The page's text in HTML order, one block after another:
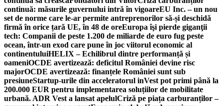
continuă: măsurile guvernului intră în vigoareEU Inc. – un nou
set de norme care le-ar permite antreprenorilor să-și deschidă
firmă în orice țară UE, în 48 de oreEuropa îşi pierde giganţii
tech: Companii de peste 1.200 de miliarde de euro fug peste
ocean, într-un exod care pune în joc viitorul economic al
continentuluiHELIX – Echilibrul dintre performanță și
oameniOCDE avertizează: deficitul României devine risc
majorOCDE avertizează: finanțele României sunt sub
presiuneStartup-urile din acceleratorul inVest pot primi până la
200.000 EUR pentru implementarea soluțiilor de mobilitate
urbană. ADR Vest a lansat apelulCriză pe piața carburanților –